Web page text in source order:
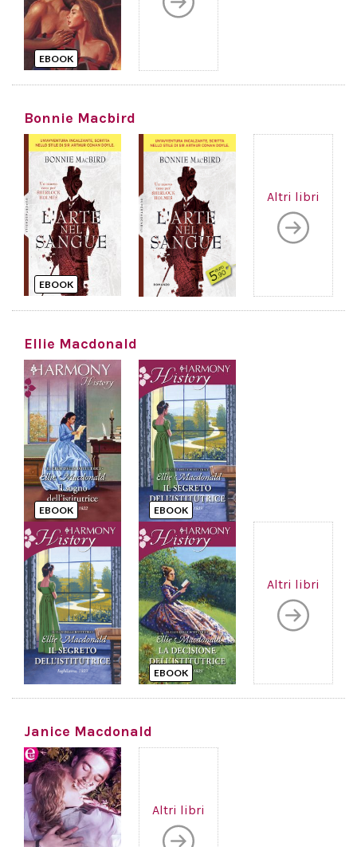
EBOOK
Bonnie Macbird
EBOOK
Altri libri
Ellie Macdonald
EBOOK EBOOK
EBOOK
Altri libri
Janice Macdonald
Altri libri